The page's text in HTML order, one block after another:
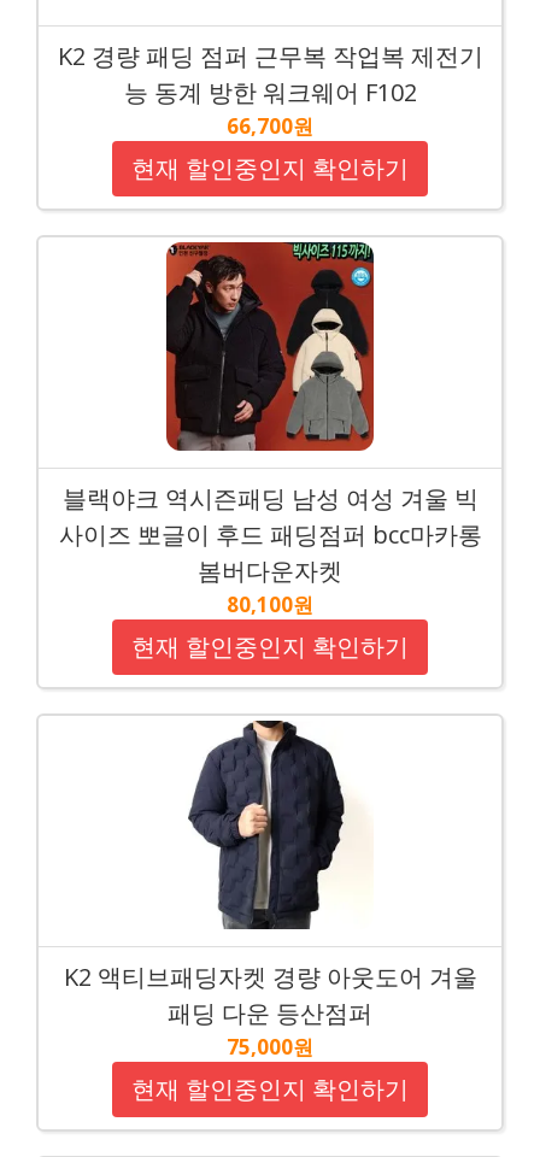
K2 경량 패딩 점퍼 근무복 작업복 제전기
능 동계 방한 워크웨어 F102
66,700원
현재 할인중인지 확인하기
블랙야크 역시즌패딩 남성 여성 겨울 빅
사이즈 뽀글이 후드 패딩점퍼 bcc마카롱
봄버다운자켓
80,100원
현재 할인중인지 확인하기
K2 액티브패딩자켓 경량 아웃도어 겨울
패딩 다운 등산점퍼
75,000원
현재 할인중인지 확인하기